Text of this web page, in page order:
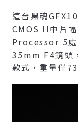
這台黑魂
CMOS II中片
Processor 5處
35mm F4鏡頭
款式，重量僅